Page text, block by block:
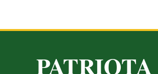
PATRIOTA